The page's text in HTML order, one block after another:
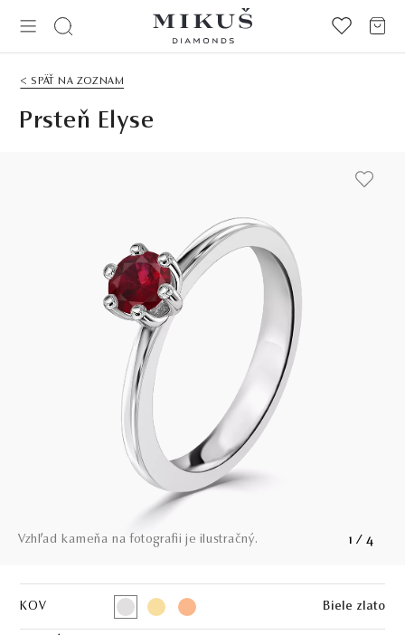
< SPÄŤ NA ZOZNAM
Prsteň Elyse
Vzhľad kameňa na fotografii je ilustračný. 1 / 4
KOV Biele zlato